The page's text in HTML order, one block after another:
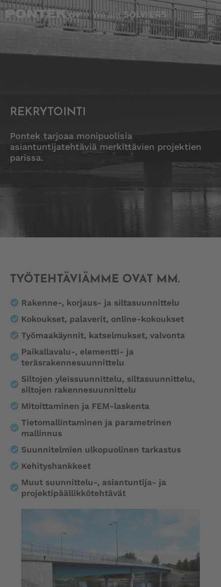
Skip
REKRYTOINTI
Pontek tarjoaa monipuolisia
asiantuntijatehtäviä merkittävien projektien
parissa.
TYÖTEHTÄVIÄMME OVAT MM.
Rakenne-, korjaus- ja siltasuunnittelu
Kokoukset, palaverit, online-kokoukset
Työmaakäynnit, katselmukset, valvonta
Paikallavalu-, elementti- ja
teräsrakennesuunnittelu
Siltojen yleissuunnittelu, siltasuunnittelu,
siltojen rakennesuunnittelu
Mitoittaminen ja FEM-laskenta
Tietomallintaminen ja parametrinen
mallinnus
Suunnitelmien ulkopuolinen tarkastus
Kehityshankkeet
Muut suunnittelu-, asiantuntija- ja
projektipäällikkötehtävät